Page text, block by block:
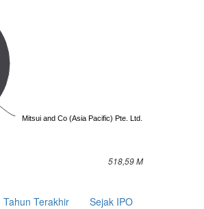
Mitsui and Co (Asia Pacific) Pte. Ltd.: 44.3 %
518,59 M
Tahun Terakhir Sejak IPO